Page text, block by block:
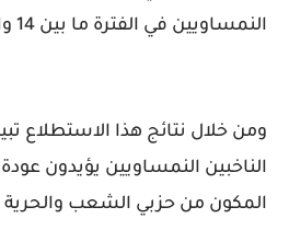
النمساويين في الفترة ما بين 14 و31 تموز
الناخبين النمساويين يؤيدون
المكون من حزبي الشعب والحرية